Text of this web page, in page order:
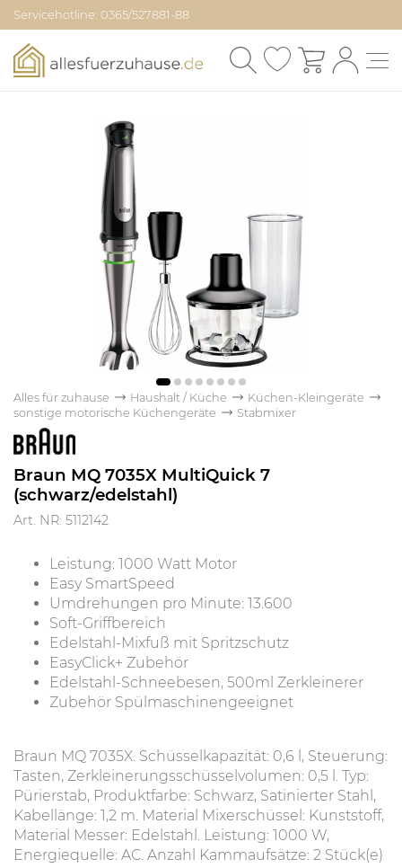
Servicehotline: 0365/527881-88
Alles für zuhause Haushalt / Küche
Küchen-Kleingeräte
sonstige motorische Küchengeräte
Stabmixer
Braun MQ 7035X MultiQuick 7
(schwarz/edelstahl)
Art. NR: 5112142
Leistung: 1000 Watt Motor
Easy SmartSpeed
Umdrehungen pro Minute: 13.600
Soft-Griffbereich
Edelstahl-Mixfuß mit Spritzschutz
EasyClick+ Zubehör
Edelstahl-Schneebesen, 500ml Zerkleinerer
Zubehör Spülmaschinengeeignet
Braun MQ 7035X. Schüsselkapazität: 0,6 l, Steuerung:
Tasten, Zerkleinerungsschüsselvolumen: 0,5 l. Typ:
Pürierstab, Produktfarbe: Schwarz, Satinierter Stahl,
Kabellänge: 1,2 m. Material Mixerschüssel: Kunststoff,
Material Messer: Edelstahl. Leistung: 1000 W,
Energiequelle: AC. Anzahl Kammaufsätze: 2 Stück(e)